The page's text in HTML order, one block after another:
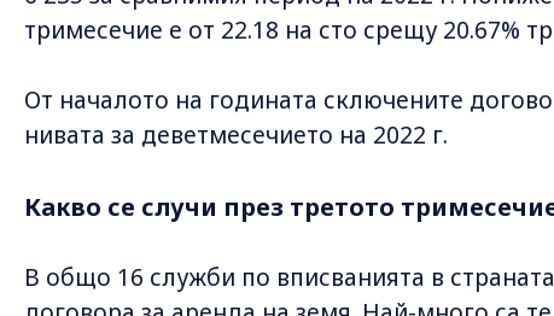
тримесечие е от 22.18 на сто срещу 20.67%
От началото на годината сключените
нивата за деветмесечието на 2022 г.
Какво се случи през третото тримесечие
В общо 16 служби по вписванията в